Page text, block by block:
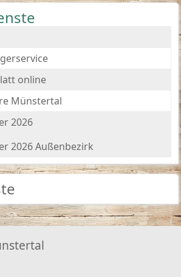
online
Münstertal
2026
2026 Außenbezirk